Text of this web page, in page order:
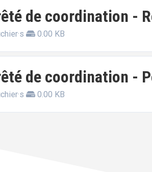
de coordination -
0.00 KB
de coordination -
0.00 KB